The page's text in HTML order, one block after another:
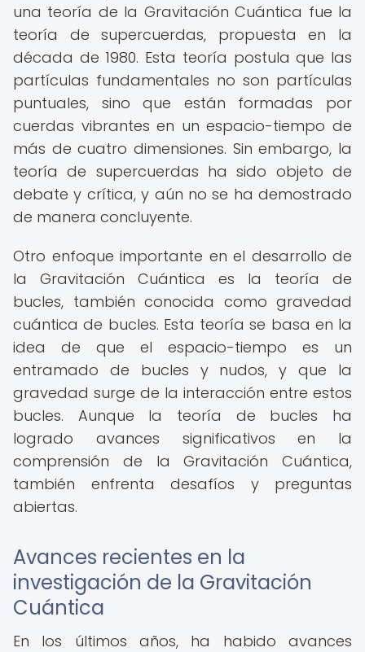
una teoría de la Gravitación Cuántica fue la
teoría de supercuerdas, propuesta en la
década de 1980. Esta teoría postula que las
partículas fundamentales no son partículas
puntuales, sino que están formadas por
cuerdas vibrantes en un espacio-tiempo de
más de cuatro dimensiones. Sin embargo, la
teoría de supercuerdas ha sido objeto de
debate y crítica, y aún no se ha demostrado
de manera concluyente.
Otro enfoque importante en el desarrollo de
la Gravitación Cuántica es la teoría de
bucles, también conocida como gravedad
cuántica de bucles. Esta teoría se basa en la
idea de que el espacio-tiempo es un
entramado de bucles y nudos, y que la
gravedad surge de la interacción entre estos
bucles. Aunque la teoría de bucles ha
logrado avances significativos en la
comprensión de la Gravitación Cuántica,
también enfrenta desafíos y preguntas
abiertas.
Avances recientes en la
investigación de la Gravitación
Cuántica
En los últimos años, ha habido avances